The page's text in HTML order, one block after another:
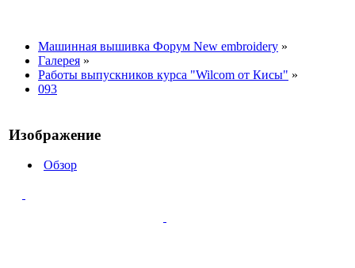
Машинная вышивка Форум New embroidery »
Галерея »
Работы выпускников курса "Wilcom от Кисы" »
093
Изображение
Обзор